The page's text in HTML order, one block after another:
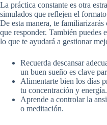
La práctica constante es otra
simulados que reflejen el
De esta manera, te
que responder. También puedes
lo que te ayudará a gestionar
Recuerda descansar
un buen sueño es clave
Alimentarte bien los días
tu concentración y energía.
Aprende a controlar la
o meditación.